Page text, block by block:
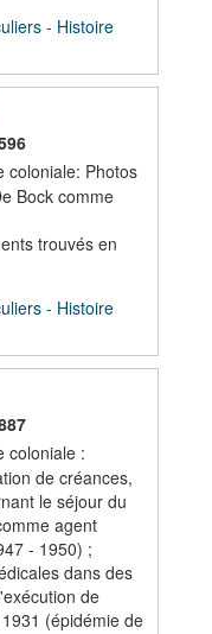
- Histoire
coloniale: Photos
Bock comme
trouvés en
- Histoire
coloniale :
de créances,
le séjour du
agent
- 1950) ;
dans des
de
(épidémie de